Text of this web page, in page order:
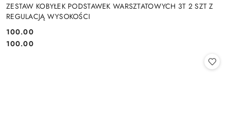
ZESTAW KOBYŁEK PODSTAWEK WARSZTATOWYCH 3T 2 SZT Z
REGULACJĄ WYSOKOŚCI
Cena:
100.00
Cena:
100.00